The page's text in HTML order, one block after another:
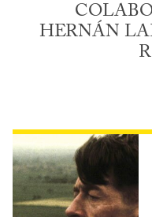
HERNÁN